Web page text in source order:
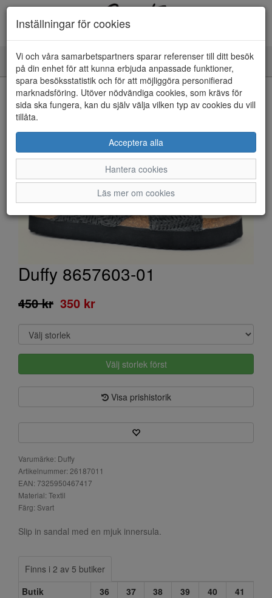
Toggle
navigation
HEM
Duffy 8657603-01
450 kr 350 kr
Välj storlek först
Visa prishistorik
Varumärke: Duffy
Artikelnummer: 26187011
EAN: 7325950467417
Material: Textil
Färg: Svart
Slip in sandal med en mjuk innersula.
Finns i 2 av 5 butiker
Butik
36 37 38 39 40
41
Inställningar för cookies
Vi och våra samarbetspartners sparar referenser till ditt besök
på din enhet för att kunna erbjuda anpassade funktioner,
spara besöksstatistik och för att möjliggöra personifierad
marknadsföring. Utöver nödvändiga cookies, som krävs för
sida ska fungera, kan du själv välja vilken typ av cookies du vill
tillåta.
Acceptera alla
Hantera cookies
Läs mer om cookies